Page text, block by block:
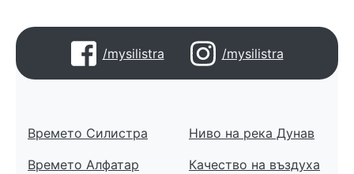
/mysilistra /mysilistra
Времето Силистра
Времето Алфатар
Ниво на река Дунав
Качество на въздуха